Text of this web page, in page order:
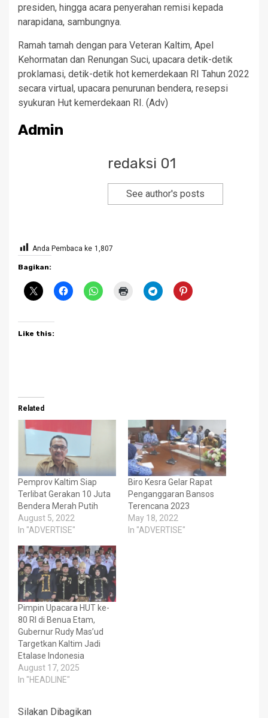
presiden, hingga acara penyerahan remisi kepada
narapidana, sambungnya.
Ramah tamah dengan para Veteran Kaltim, Apel
Kehormatan dan Renungan Suci, upacara detik-detik
proklamasi, detik-detik hot kemerdekaan RI Tahun 2022
secara virtual, upacara penurunan bendera, resepsi
syukuran Hut kemerdekaan RI. (Adv)
Admin
redaksi 01
See author's posts
Anda Pembaca ke 1,807
Bagikan:
Like this:
Related
Pemprov Kaltim Siap
Terlibat Gerakan 10 Juta
Bendera Merah Putih
August 5, 2022
In "ADVERTISE"
Biro Kesra Gelar Rapat
Penganggaran Bansos
Terencana 2023
May 18, 2022
In "ADVERTISE"
Pimpin Upacara HUT ke-
80 RI di Benua Etam,
Gubernur Rudy Mas’ud
Targetkan Kaltim Jadi
Etalase Indonesia
August 17, 2025
In "HEADLINE"
Silakan Dibagikan